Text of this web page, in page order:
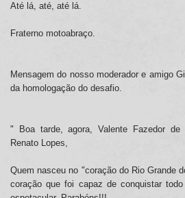
Até lá, até, até lá.
Fraterno motoabraço.
Mensagem do nosso moderador e amigo
da homologação do desafio.
" Boa tarde, agora, Valente Fazedor de
Renato Lopes,
Quem nasceu no "coração do Rio Grande
coração que foi capaz de conquistar